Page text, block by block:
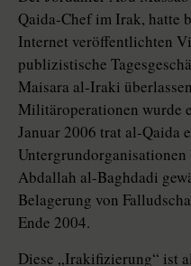
Qaida-Chef im Irak, hatte
Internet veröffentlichten
publizistische
Maisara al-Iraki
Militäroperationen wurde
Januar 2006 trat al-Qaida
Untergrundorganisationen
Abdallah al-Baghdadi
Belagerung von
Ende 2004.
Diese „Irakifizierung“ ist